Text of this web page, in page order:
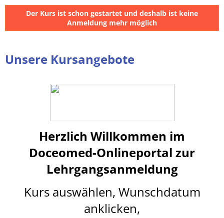
Der Kurs ist schon gestartet und deshalb ist keine
Anmeldung mehr möglich
Unsere Kursangebote
Herzlich Willkommen im
Doceomed-Onlineportal zur
Lehrgangsanmeldung
Kurs auswählen, Wunschdatum
anklicken,